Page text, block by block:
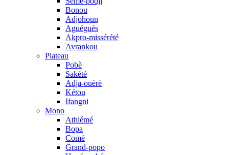
Bonou
Adjohoun
Aguégués
Akpro-missérété
Avrankou
Plateau
Pobè
Sakété
Adja-ouèrè
Kétou
Ifangni
Mono
Athiémé
Bopa
Comè
Grand-popo